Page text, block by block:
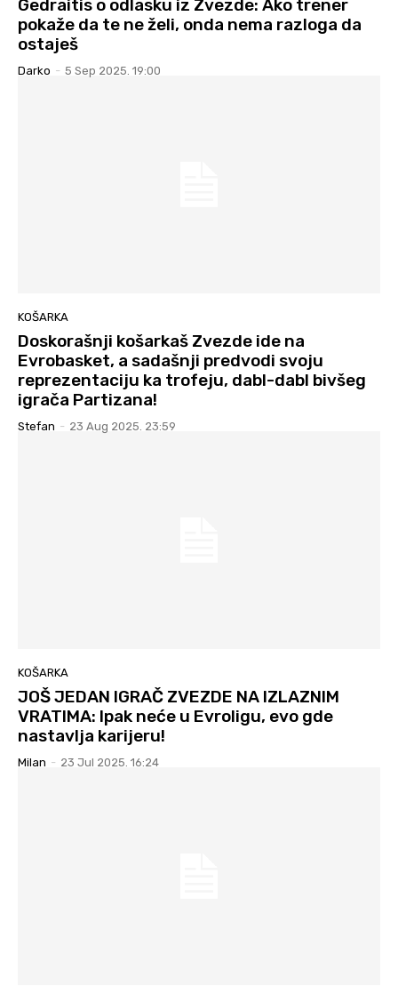
Gedraitis o odlasku iz Zvezde: Ako trener
pokaže da te ne želi, onda nema razloga da
ostaješ
Darko - 5 Sep 2025. 19:00
KOŠARKA
Doskorašnji košarkaš Zvezde ide na
Evrobasket, a sadašnji predvodi svoju
reprezentaciju ka trofeju, dabl-dabl bivšeg
igrača Partizana!
Stefan - 23 Aug 2025. 23:59
KOŠARKA
JOŠ JEDAN IGRAČ ZVEZDE NA IZLAZNIM
VRATIMA: Ipak neće u Evroligu, evo gde
nastavlja karijeru!
Milan - 23 Jul 2025. 16:24